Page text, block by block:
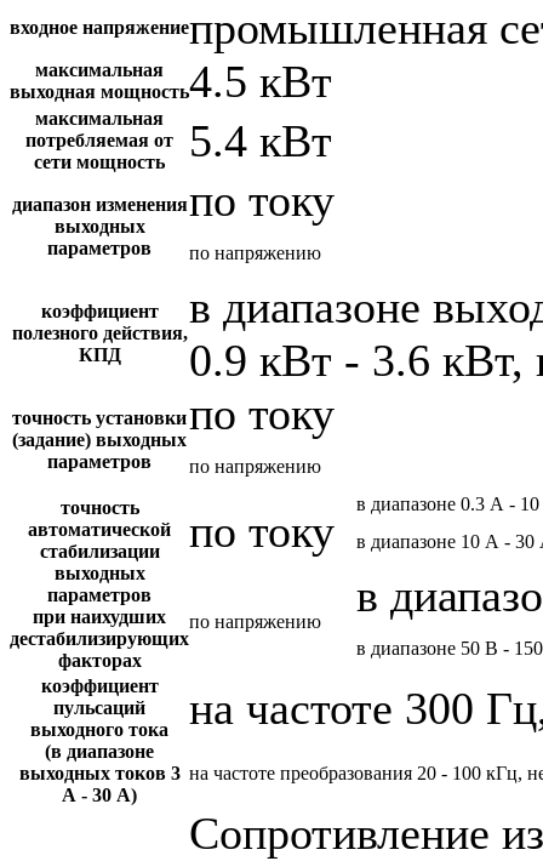
входное напряжениепромышленная
максимальная
выходная мощность4.5 кВт
максимальная
потребляемая от
сети мощность
5.4 кВт
диапазон изменения
выходных
параметров
по току
по напряжению
коэффициент
полезного действия,
КПД
в диапазоне
0.9 кВт - 3.6 кВт,
точность установки
(задание) выходных
параметров
по току
по напряжению
точность
автоматической
стабилизации
выходных
параметров
при наихудших
дестабилизирующих
факторах
по току
в диапазоне 0.3 А -
в диапазоне 10 А - 30
по напряжению
в
в диапазоне 50 В -
коэффициент
пульсаций
выходного тока
(в диапазоне
выходных токов 3
А - 30 А)
на частоте 300
на частоте преобразования 20 - 100 кГц,
Сопротивление